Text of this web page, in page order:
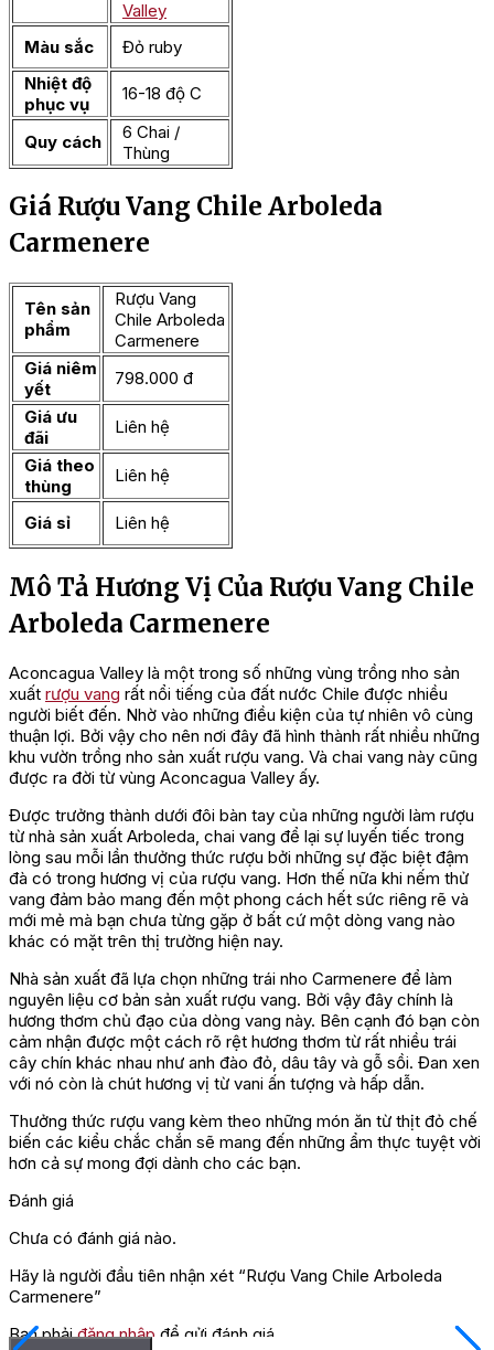
Valley
Màu sắc
Đỏ ruby
Nhiệt độ
phục vụ
16-18 độ C
Quy cách
6 Chai /
Thùng
Giá Rượu Vang Chile Arboleda
Carmenere
Tên sản
phẩm
Rượu Vang
Chile Arboleda
Carmenere
Giá niêm
yết
798.000 đ
Giá ưu
đãi
Liên hệ
Giá theo
thùng
Liên hệ
Giá sỉ Liên hệ
Mô Tả Hương Vị Của Rượu Vang Chile
Arboleda Carmenere
Aconcagua Valley là một trong số những vùng trồng nho sản
xuất rượu vang rất nổi tiếng của đất nước Chile được nhiều
người biết đến. Nhờ vào những điều kiện của tự nhiên vô cùng
thuận lợi. Bởi vậy cho nên nơi đây đã hình thành rất nhiều những
khu vườn trồng nho sản xuất rượu vang. Và chai vang này cũng
được ra đời từ vùng Aconcagua Valley ấy.
Được trưởng thành dưới đôi bàn tay của những người làm rượu
từ nhà sản xuất Arboleda, chai vang để lại sự luyến tiếc trong
lòng sau mỗi lần thưởng thức rượu bởi những sự đặc biệt đậm
đà có trong hương vị của rượu vang. Hơn thế nữa khi nếm thử
vang đảm bảo mang đến một phong cách hết sức riêng rẽ và
mới mẻ mà bạn chưa từng gặp ở bất cứ một dòng vang nào
khác có mặt trên thị trường hiện nay.
Nhà sản xuất đã lựa chọn những trái nho Carmenere để làm
nguyên liệu cơ bản sản xuất rượu vang. Bởi vậy đây chính là
hương thơm chủ đạo của dòng vang này. Bên cạnh đó bạn còn
cảm nhận được một cách rõ rệt hương thơm từ rất nhiều trái
cây chín khác nhau như anh đào đỏ, dâu tây và gỗ sồi. Đan xen
với nó còn là chút hương vị từ vani ấn tượng và hấp dẫn.
Thưởng thức rượu vang kèm theo những món ăn từ thịt đỏ chế
biến các kiểu chắc chắn sẽ mang đến những ẩm thực tuyệt vời
hơn cả sự mong đợi dành cho các bạn.
Đánh giá
Chưa có đánh giá nào.
Hãy là người đầu tiên nhận xét “Rượu Vang Chile Arboleda
Carmenere”
Bạn phảiđăng nhập để gửi đánh giá.